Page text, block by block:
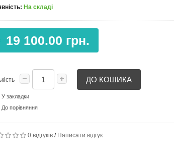
На складі
19 100.00 грн.
ДО КОШИКА
У закладки
До порівняння
0 відгуків/ Написати відгук